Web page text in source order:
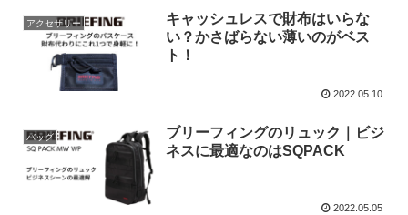
アクセサリー
キャッシュレスで財布はいらな
い？かさばらない薄いのがベス
ト！
2022.05.10
バッグ
ブリーフィングのリュック｜ビジ
ネスに最適なのはSQPACK
2022.05.05